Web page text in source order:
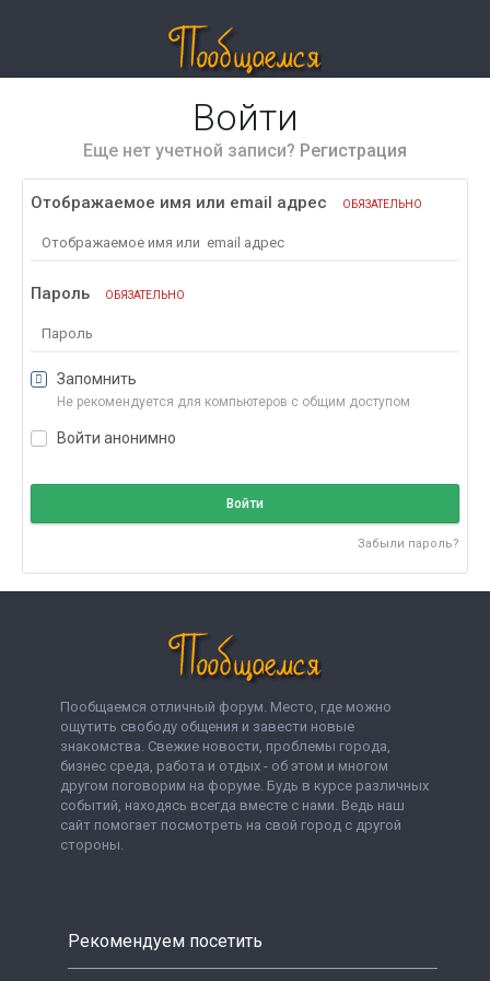
Войти
Еще нет учетной записи? Регистрация
Отображаемое имя или email адрес ОБЯЗАТЕЛЬНО
Пароль ОБЯЗАТЕЛЬНО
Запомнить
Не рекомендуется для компьютеров с общим доступом
Войти анонимно
Войти
Забыли пароль?
Пообщаемся отличный форум. Место, где можно
ощутить свободу общения и завести новые
знакомства. Свежие новости, проблемы города,
бизнес среда, работа и отдых - об этом и многом
другом поговорим на форуме. Будь в курсе различных
событий, находясь всегда вместе с нами. Ведь наш
сайт помогает посмотреть на свой город с другой
стороны.
Рекомендуем посетить